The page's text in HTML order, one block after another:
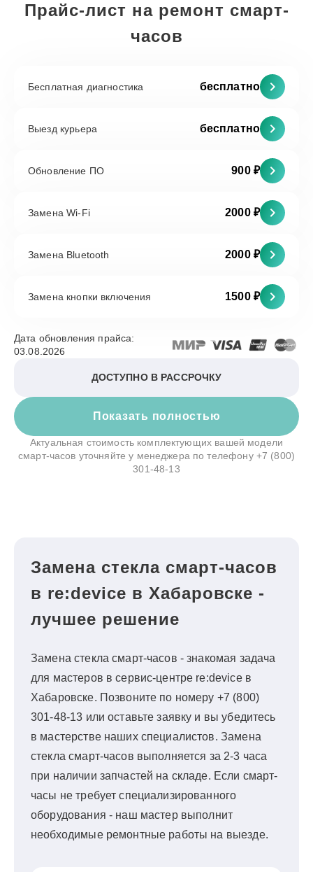
Прайс-лист на ремонт смарт-
часов
Бесплатная диагностика бесплатно
Выезд курьера бесплатно
Обновление ПО 900 ₽
Замена Wi-Fi 2000 ₽
Замена Bluetooth 2000 ₽
Замена кнопки включения 1500 ₽
Показать полностью
Дата обновления прайса:
03.08.2026
ДОСТУПНО В РАССРОЧКУ
Актуальная стоимость комплектующих вашей модели
смарт-часов уточняйте у менеджера по телефону +7 (800)
301-48-13
Замена стекла смарт-часов
в re:device в Хабаровске -
лучшее решение
Замена стекла смарт-часов - знакомая задача
для мастеров в сервис-центре re:device в
Хабаровске. Позвоните по номеру +7 (800)
301-48-13 или оставьте заявку и вы убедитесь
в мастерстве наших специалистов. Замена
стекла смарт-часов выполняется за 2-3 часа
при наличии запчастей на складе. Если смарт-
часы не требует специализированного
оборудования - наш мастер выполнит
необходимые ремонтные работы на выезде.